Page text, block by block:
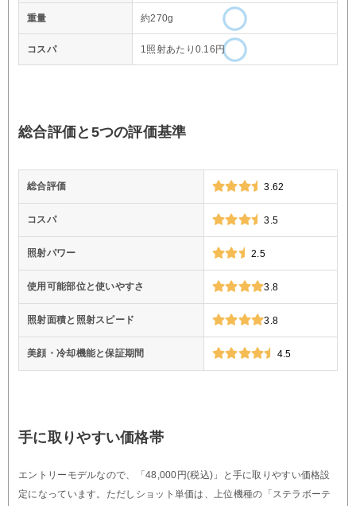
重量 約270g
コスパ 1照射あたり0.16円
総合評価と5つの評価基準
総合評価 3.62
コスパ 3.5
照射パワー 2.5
使用可能部位と使いやすさ 3.8
照射面積と照射スピード 3.8
美顔・冷却機能と保証期間 4.5
手に取りやすい価格帯
エントリーモデルなので、「48,000円(税込)」と手に取りやすい価格設
定になっています。ただしショット単価は、上位機種の「ステラボーテ